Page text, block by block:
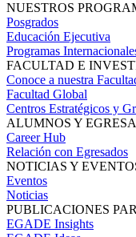
NUESTROS
Posgrados
Educación Ejecutiva
Programas
FACULTAD E
Conoce a nuestra
Facultad Global
Centros Estratégicos y
ALUMNOS Y
Career Hub
Relación con Egresados
NOTICIAS Y
Eventos
Noticias
PUBLICACIONES
EGADE Insights